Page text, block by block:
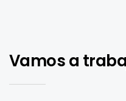
Vamos a